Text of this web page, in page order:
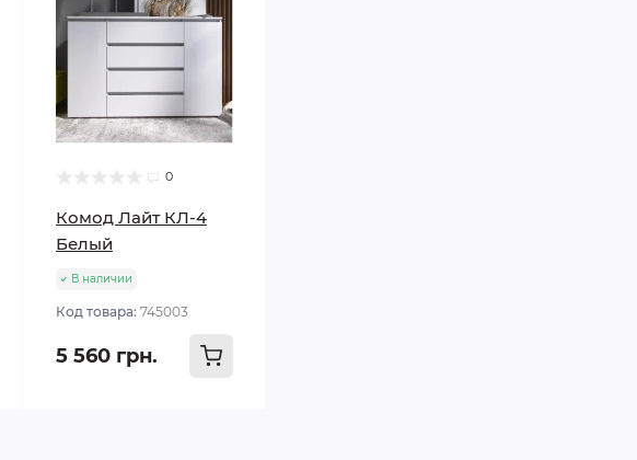
0
Комод Лайт КЛ-4
Белый
В наличии
Код товара: 745003
5 560 грн.